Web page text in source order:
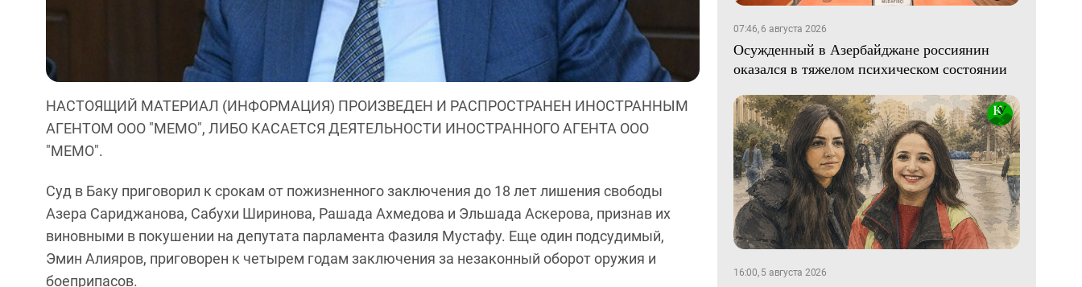
НАСТОЯЩИЙ МАТЕРИАЛ (ИНФОРМАЦИЯ) ПРОИЗВЕДЕН И РАСПРОСТРАНЕН ИНОСТРАННЫМ
АГЕНТОМ ООО "МЕМО", ЛИБО КАСАЕТСЯ ДЕЯТЕЛЬНОСТИ ИНОСТРАННОГО АГЕНТА ООО
"МЕМО".
Суд в Баку приговорил к срокам от пожизненного заключения до 18 лет лишения свободы
Азера Сариджанова, Сабухи Ширинова, Рашада Ахмедова и Эльшада Аскерова, признав их
виновными в покушении на депутата парламента Фазиля Мустафу. Еще один подсудимый,
Эмин Алияров, приговорен к четырем годам заключения за незаконный оборот оружия и
боеприпасов.
07:46, 6 августа 2026
Осужденный в Азербайджане россиянин
оказался в тяжелом психическом состоянии
16:00, 5 августа 2026